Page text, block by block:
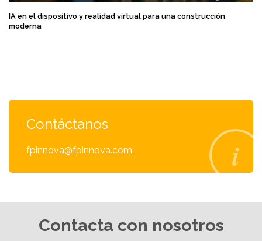
IA en el dispositivo y realidad virtual para una construcción
moderna
Contáctanos
fpinnova@fpinnova.com
Contacta con nosotros